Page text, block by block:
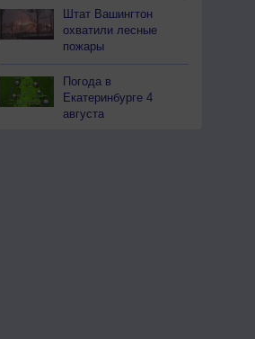
Штат Вашингтон
охватили лесные
пожары
Погода в
Екатеринбурге 4
августа